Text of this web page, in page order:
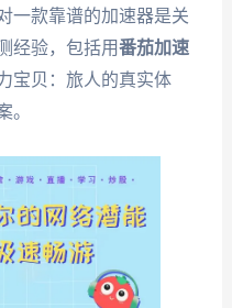
一款靠谱的加速器是关
经验，包括用番茄加速
宝贝：旅人的真实体
。